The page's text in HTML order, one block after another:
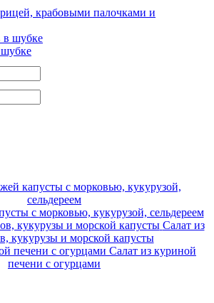
крабовыми палочками и
шубке
с морковью, кукурузой, сельдереем
Салат из
кукурузы и морской капусты
Салат из куриной
печени с огурцами